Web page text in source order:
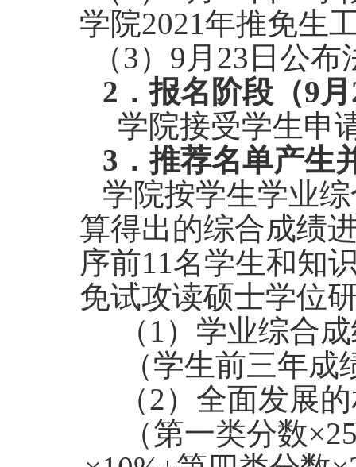
学院2021年推免生
（3）9月23日公
2 ．报名阶段（9
学院接受学生申
3 ．推荐名单产
学院按学生学业
算得出的综合成绩
序前11名学生和知
免试攻读硕士学位
（1） 学业综合
（学生前三年
（2） 全面发展
（第一类分数